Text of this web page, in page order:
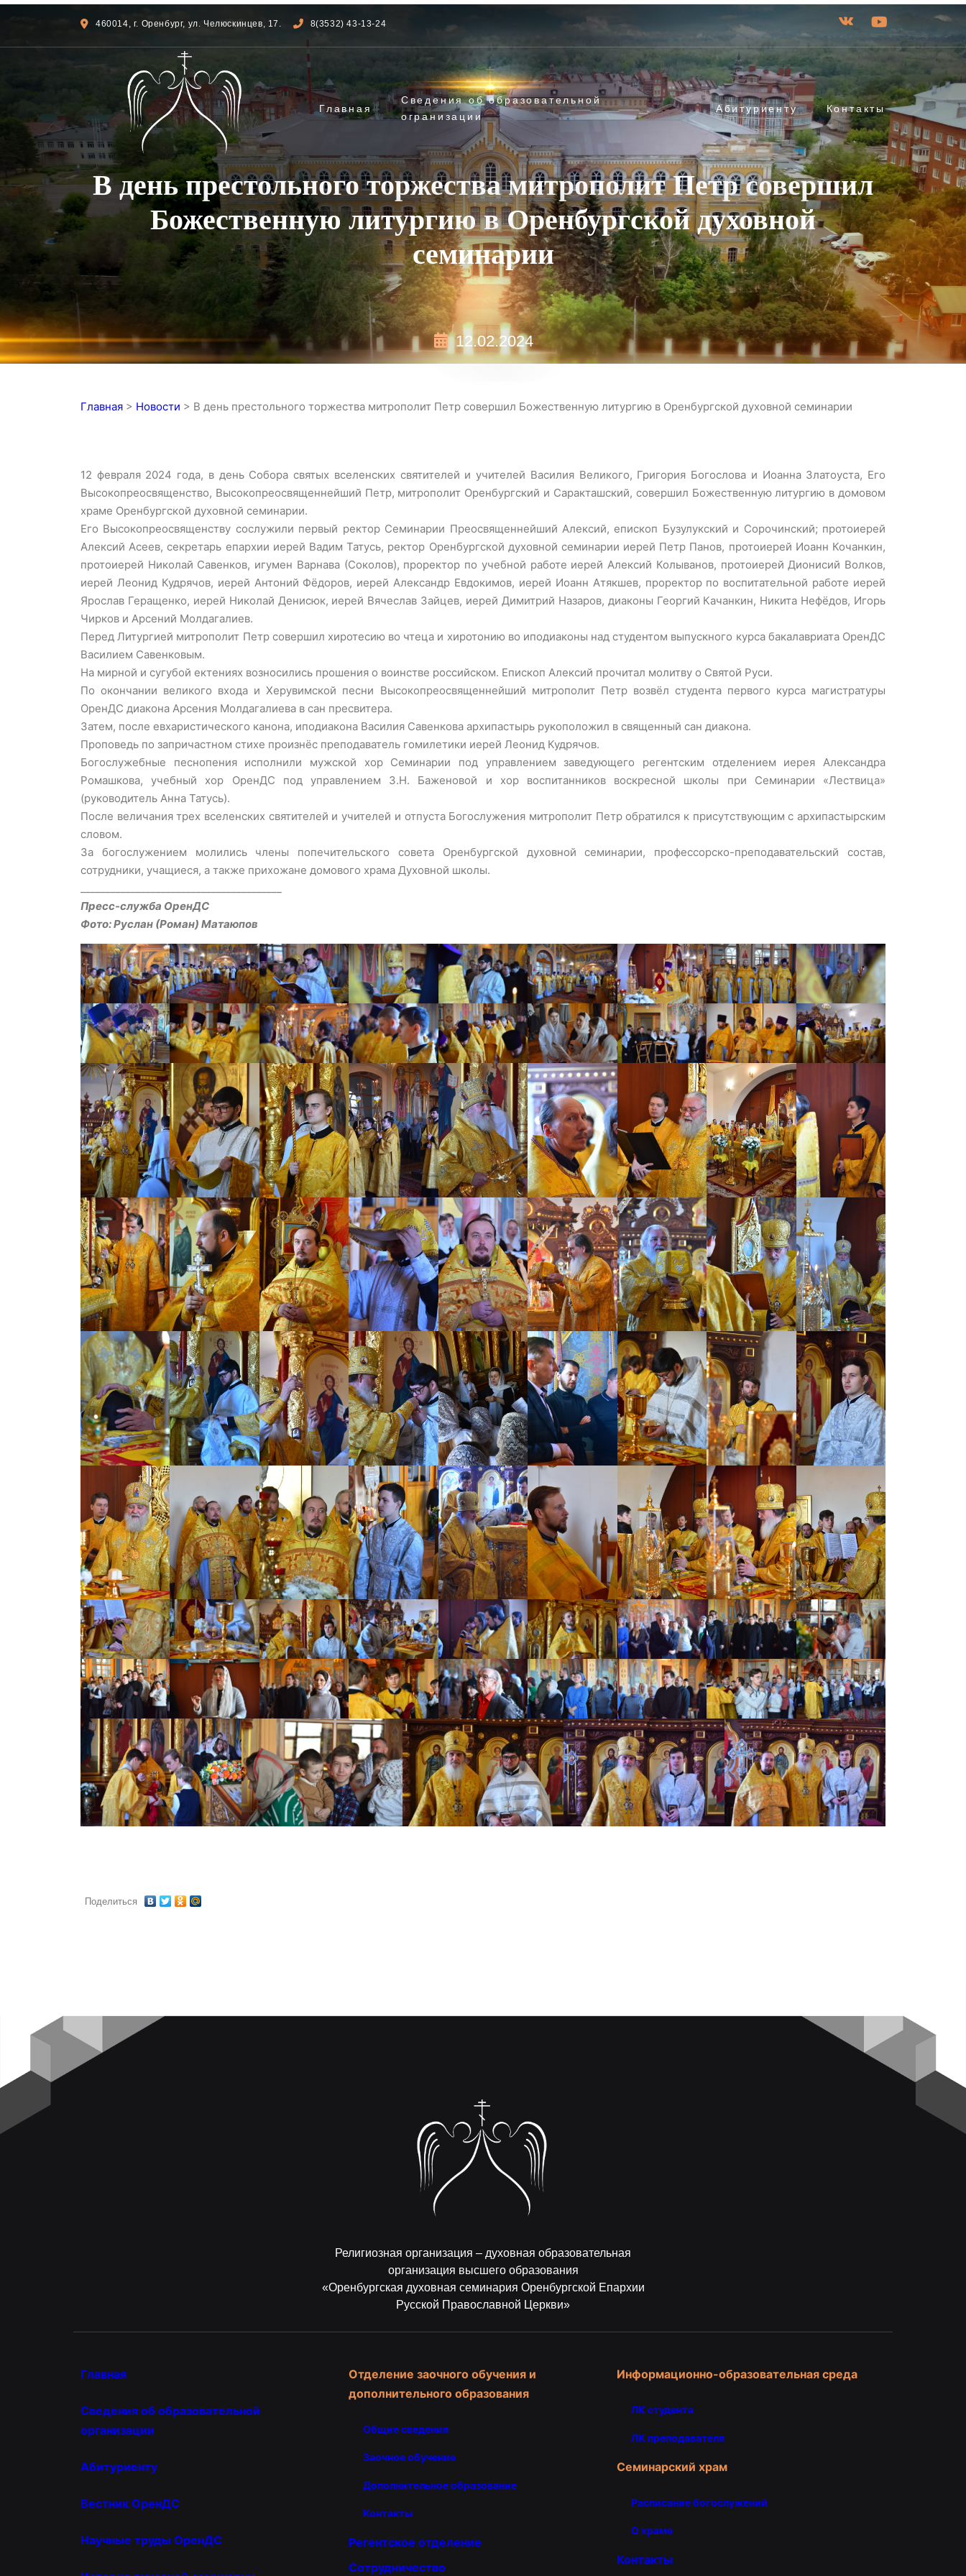
460014, г. Оренбург, ул. Челюскинцев, 17. 8(3532) 43-13-24
Главная
Сведения об образовательной
огранизации
Абитуриенту Контакты
В день престольного торжества митрополит Петр совершил
Божественную литургию в Оренбургской духовной
семинарии
12.02.2024
Главная > Новости > В день престольного торжества митрополит Петр совершил Божественную литургию в Оренбургской духовной семинарии
12 февраля 2024 года, в день Собора святых вселенских святителей и учителей Василия Великого, Григория Богослова и Иоанна Златоуста, Его
Высокопреосвященство, Высокопреосвященнейший Петр, митрополит Оренбургский и Саракташский, совершил Божественную литургию в домовом
храме Оренбургской духовной семинарии.
Его Высокопреосвященству сослужили первый ректор Семинарии Преосвященнейший Алексий, епископ Бузулукский и Сорочинский; протоиерей
Алексий Асеев, секретарь епархии иерей Вадим Татусь, ректор Оренбургской духовной семинарии иерей Петр Панов, протоиерей Иоанн Кочанкин,
протоиерей Николай Савенков, игумен Варнава (Соколов), проректор по учебной работе иерей Алексий Колыванов, протоиерей Дионисий Волков,
иерей Леонид Кудрячов, иерей Антоний Фёдоров, иерей Александр Евдокимов, иерей Иоанн Атякшев, проректор по воспитательной работе иерей
Ярослав Геращенко, иерей Николай Денисюк, иерей Вячеслав Зайцев, иерей Димитрий Назаров, диаконы Георгий Качанкин, Никита Нефёдов, Игорь
Чирков и Арсений Молдагалиев.
Перед Литургией митрополит Петр совершил хиротесию во чтеца и хиротонию во иподиаконы над студентом выпускного курса бакалавриата ОренДС
Василием Савенковым.
На мирной и сугубой ектениях возносились прошения о воинстве российском. Епископ Алексий прочитал молитву о Святой Руси.
По окончании великого входа и Херувимской песни Высокопреосвященнейший митрополит Петр возвёл студента первого курса магистратуры
ОренДС диакона Арсения Молдагалиева в сан пресвитера.
Затем, после евхаристического канона, иподиакона Василия Савенкова архипастырь рукоположил в священный сан диакона.
Проповедь по запричастном стихе произнёс преподаватель гомилетики иерей Леонид Кудрячов.
Богослужебные песнопения исполнили мужской хор Семинарии под управлением заведующего регентским отделением иерея Александра
Ромашкова, учебный хор ОренДС под управлением З.Н. Баженовой и хор воспитанников воскресной школы при Семинарии «Лествица»
(руководитель Анна Татусь).
После величания трех вселенских святителей и учителей и отпуста Богослужения митрополит Петр обратился к присутствующим с архипастырским
словом.
За богослужением молились члены попечительского совета Оренбургской духовной семинарии, профессорско-преподавательский состав,
сотрудники, учащиеся, а также прихожане домового храма Духовной школы.
Пресс-служба ОренДС
Фото: Руслан (Роман) Матаюпов
Поделиться
Религиозная организация – духовная образовательная
организация высшего образования
«Оренбургская духовная семинария Оренбургской Епархии
Русской Православной Церкви»
Главная
Сведения об образовательной
организации
Абитуриенту
Вестник ОренДС
Научные труды ОренДС
Отделение заочного обучения и
дополнительного образования
Общие сведения
Заочное обучение
Дополнительное образование
Контакты
Регентское отделение
Сотрудничество
Информационно-образовательная среда
ЛК студента
ЛК преподавателя
Семинарский храм
Расписание богослужений
О храме
Контакты